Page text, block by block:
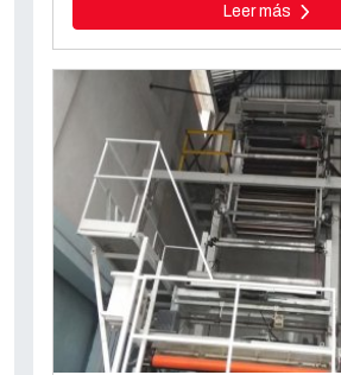
Leer más